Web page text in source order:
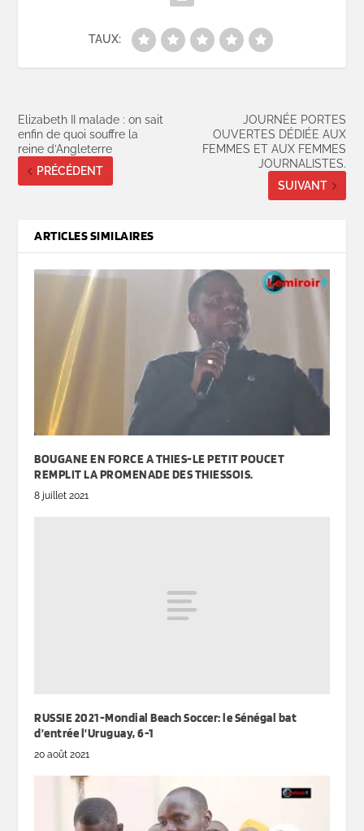
TAUX:
Elizabeth II malade : on sait
enfin de quoi souffre la
reine d’Angleterre
PRÉCÉDENT
JOURNÉE PORTES
OUVERTES DÉDIÉE AUX
FEMMES ET AUX FEMMES
JOURNALISTES.
SUIVANT
ARTICLES SIMILAIRES
BOUGANE EN FORCE A THIES-LE PETIT POUCET
REMPLIT LA PROMENADE DES THIESSOIS.
8 juillet 2021
RUSSIE 2021-Mondial Beach Soccer: le Sénégal bat
d’entrée l’Uruguay, 6-1
20 août 2021